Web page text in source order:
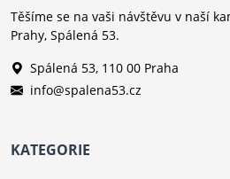
Těšíme se na vaši návštěvu v naší
Prahy, Spálená 53.
Spálená 53, 110 00 Praha
info@spalena53.cz
KATEGORIE